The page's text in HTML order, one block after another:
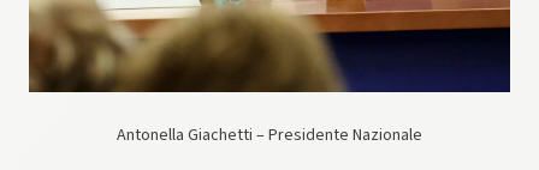
Antonella Giachetti – Presidente Nazionale